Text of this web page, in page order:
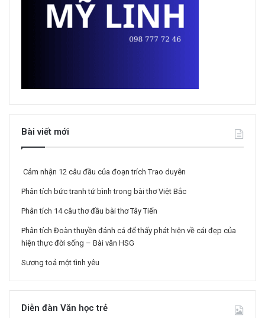
Bài viết mới
Cảm nhận 12 câu đầu của đoạn trích Trao duyên
Phân tích bức tranh tứ bình trong bài thơ Việt Bắc
Phân tích 14 câu thơ đầu bài thơ Tây Tiến
Phân tích Đoàn thuyền đánh cá để thấy phát hiện về cái đẹp của
hiện thực đời sống – Bài văn HSG
Sương toả một tình yêu
Diễn đàn Văn học trẻ